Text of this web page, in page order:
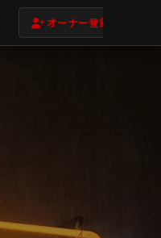
オーナー登録